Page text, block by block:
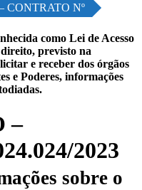
CONTRATO Nº
como Lei de Acesso
previsto na
e receber dos órgãos
e Poderes, informações
–
2023
sobre o